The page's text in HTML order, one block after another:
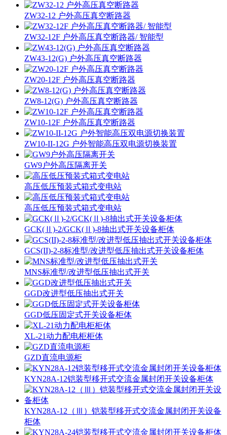
ZW32-12 户外高压真空断路器
ZW32-12F 户外高压真空断路器/ 智能型
ZW43-12(G) 户外高压真空断路器
ZW20-12F 户外高压真空断路器
ZW8-12(G) 户外高压真空断路器
ZW10-12F 户外高压真空断路器
ZW10-II-12G 户外智能高压双电源切换装置
GW9户外高压隔离开关
高压低压预装式箱式变电站
高压低压预装式箱式变电站
GCK(Ⅱ)-2/GCK(Ⅱ)-8抽出式开关设备柜体
GCS(II)-2-8标准型/改进型低压抽出式开关设备柜体
MNS标准型/改进型低压抽出式开关
GGD改进型低压抽出式开关
GGD低压固定式开关设备柜体
XL-21动力配电柜柜体
GZD直流电源柜
KYN28A-12铠装型移开式交流金属封闭开关设备柜体
KYN28A-12（Ⅲ）铠装型移开式交流金属封闭开关设备
柜体